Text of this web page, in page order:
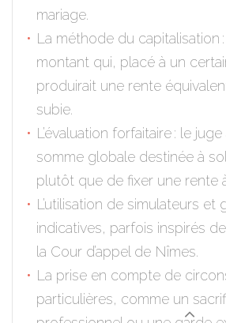
mariage.
La méthode du capitalisation
montant qui, placé à un
produirait une rente
subie.
L’évaluation forfaitaire : le
somme globale destinée à
plutôt que de fixer une rente
L’utilisation de simulateurs et
indicatives, parfois inspirés
la Cour d’appel de Nîmes.
La prise en compte de
particulières, comme un